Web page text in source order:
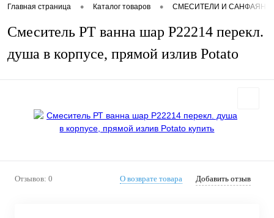
Главная страница • Каталог товаров • СМЕСИТЕЛИ И САНФАЯНС
Смеситель РТ ванна шар P22214 перекл.
душа в корпусе, прямой излив Potato
Отзывов: 0 О возврате товара Добавить отзыв